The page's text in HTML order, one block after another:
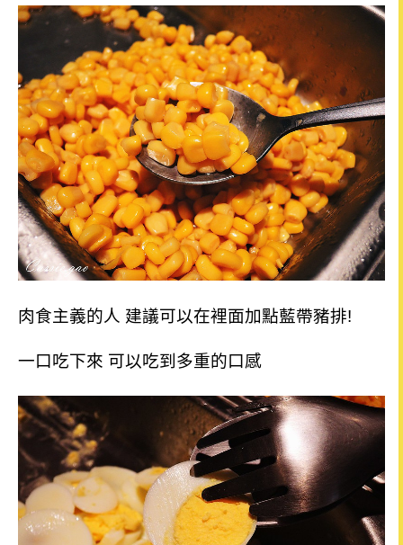
肉食主義的人 建議可以在裡面加點藍帶豬排!
一口吃下來 可以吃到多重的口感